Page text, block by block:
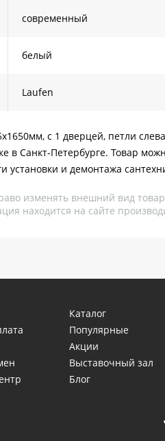
современный
белый
Laufen
с 1 дверцей, петли
в Санкт-Петербурге. Товар
установки и демонтажа
изменять внешний вид
находится на сайте
Каталог
Популярные
Акции
Выставочный зал
Блог